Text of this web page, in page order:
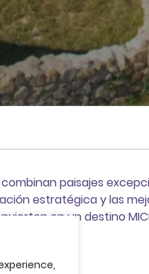
combinan paisajes
estratégica y las
en un destino